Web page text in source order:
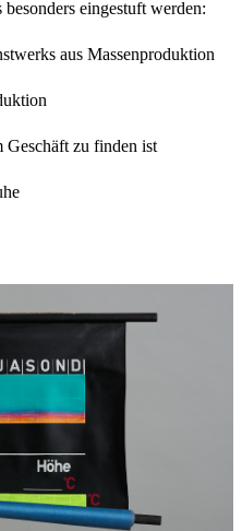
besonders eingestuft werden:
aus Massenproduktion
Geschäft zu finden ist